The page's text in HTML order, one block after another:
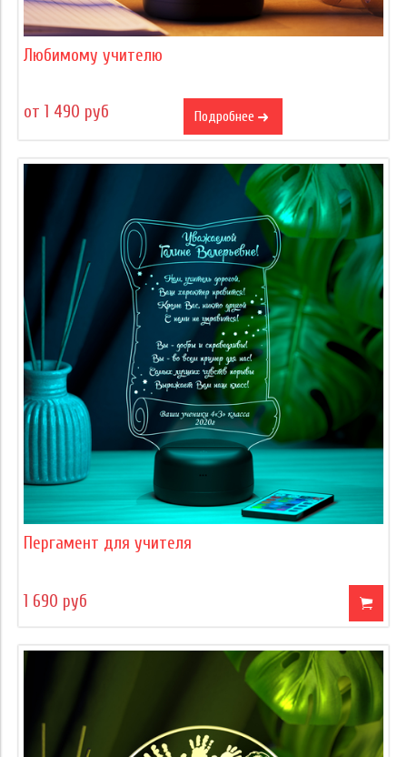
Любимому учителю
от 1 490 руб Подробнее
Пергамент для учителя
1 690 руб